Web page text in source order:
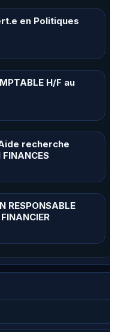
en Politiques
H/F au
recherche
FINANCES
RESPONSABLE